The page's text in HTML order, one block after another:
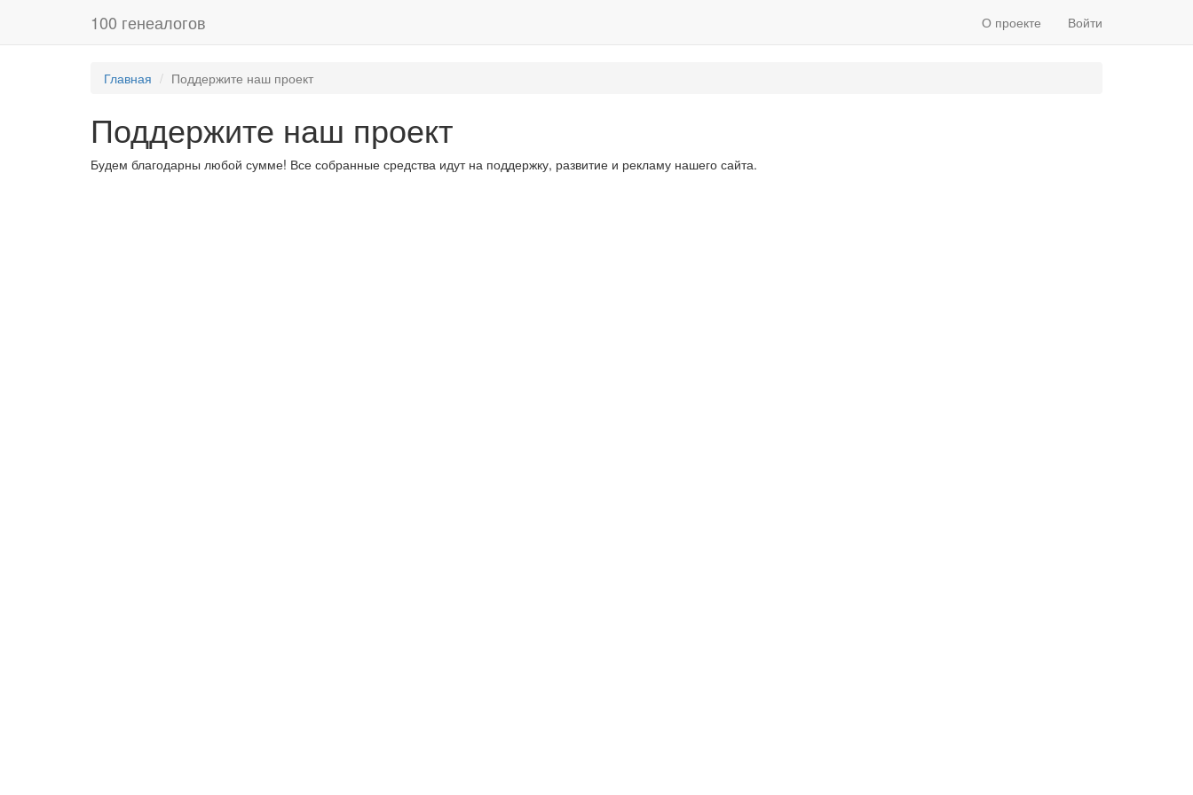
100 генеалогов О проекте Войти
Главная Поддержите наш проект
Поддержите наш проект
Будем благодарны любой сумме! Все собранные средства идут на поддержку, развитие и рекламу нашего сайта.